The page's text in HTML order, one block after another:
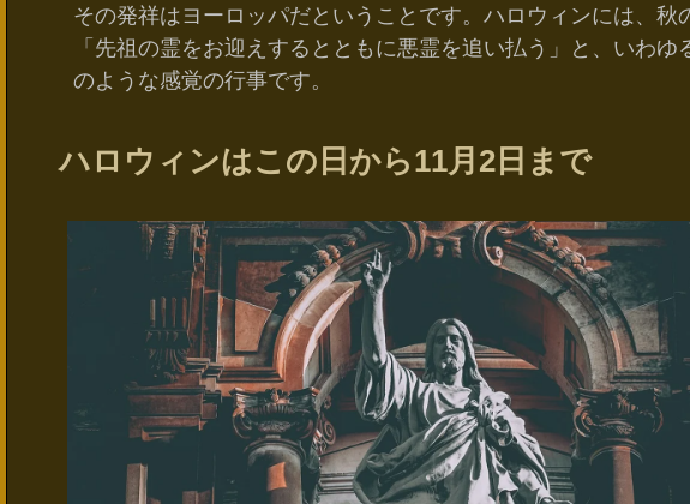
その発祥はヨーロッパだということです。ハロウィンには、秋
「先祖の霊をお迎えするとともに悪霊を追い払う」と、いわゆ
のような感覚の行事です。
ハロウィンはこの日から11月2日まで